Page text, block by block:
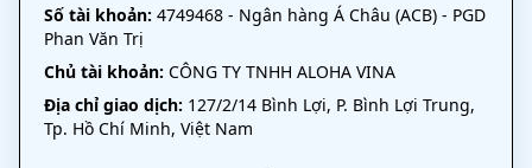
Số tài khoản: 4749468 - Ngân hàng Á Châu (ACB) - PGD
Phan Văn Trị
Chủ tài khoản: CÔNG TY TNHH ALOHA VINA
Địa chỉ giao dịch: 127/2/14 Bình Lợi, P. Bình Lợi Trung,
Tp. Hồ Chí Minh, Việt Nam